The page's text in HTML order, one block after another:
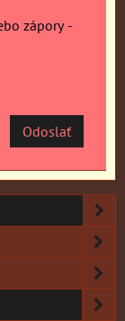
zápory -
Odoslať